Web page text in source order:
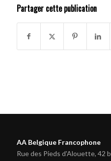
Partager cette publication
AA Belgique Francophone
Rue des Pieds d'Alouette, 42 b